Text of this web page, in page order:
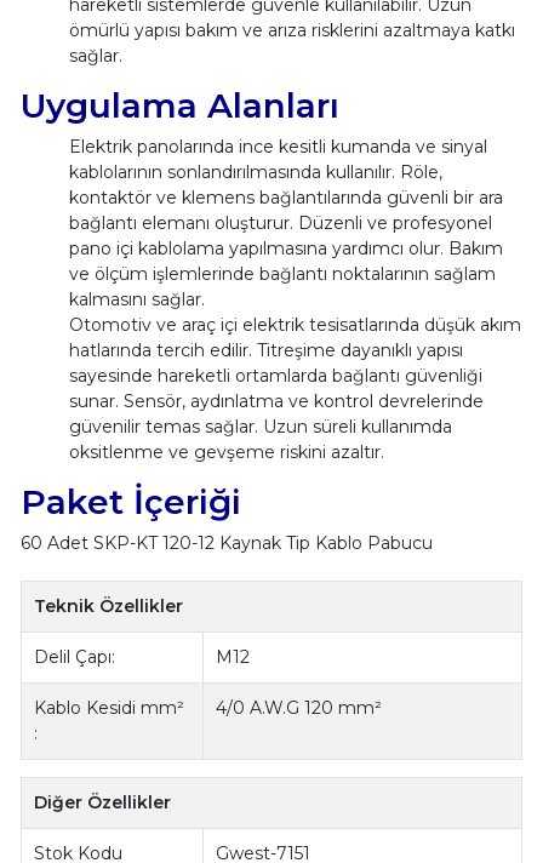
hareketli sistemlerde güvenle kullanılabilir. Uzun
ömürlü yapısı bakım ve arıza risklerini azaltmaya katkı
sağlar.
Uygulama Alanları
Elektrik panolarında ince kesitli kumanda ve sinyal
kablolarının sonlandırılmasında kullanılır. Röle,
kontaktör ve klemens bağlantılarında güvenli bir ara
bağlantı elemanı oluşturur. Düzenli ve profesyonel
pano içi kablolama yapılmasına yardımcı olur. Bakım
ve ölçüm işlemlerinde bağlantı noktalarının sağlam
kalmasını sağlar.
Otomotiv ve araç içi elektrik tesisatlarında düşük akım
hatlarında tercih edilir. Titreşime dayanıklı yapısı
sayesinde hareketli ortamlarda bağlantı güvenliği
sunar. Sensör, aydınlatma ve kontrol devrelerinde
güvenilir temas sağlar. Uzun süreli kullanımda
oksitlenme ve gevşeme riskini azaltır.
Paket İçeriği
60 Adet SKP-KT 120-12 Kaynak Tip Kablo Pabucu
Teknik Özellikler
Delil Çapı: M12
Kablo Kesidi mm²
:
4/0 A.W.G 120 mm²
Diğer Özellikler
Stok Kodu Gwest-7151